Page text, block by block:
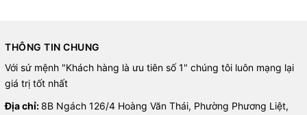
THÔNG TIN CHUNG
Với sứ mệnh "Khách hàng là ưu tiên số 1" chúng tôi luôn mạng lại
giá trị tốt nhất
Địa chỉ: 8B Ngách 126/4 Hoàng Văn Thái, Phường Phương Liệt,